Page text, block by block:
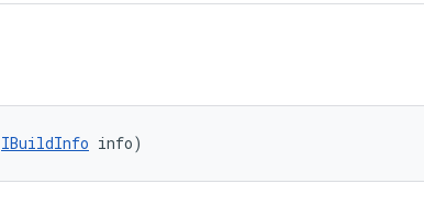
IBuildInfo info)